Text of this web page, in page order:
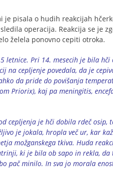
je pisala o hudih reakcijah
operacija. Reakcija se je
želela ponovno cepiti otroka.
letnice. Pri 14. mesecih je bila
na cepljenje povedala, da je
da pride do povišanja
Priorix), kaj pa meningitis,
cepljenja je hči dobila rdeč
je jokala, hropla več ur, kar
možganskega tkiva. Huda
ki je bila ob sapo in rekla, da
pač minilo. In sva jo morala